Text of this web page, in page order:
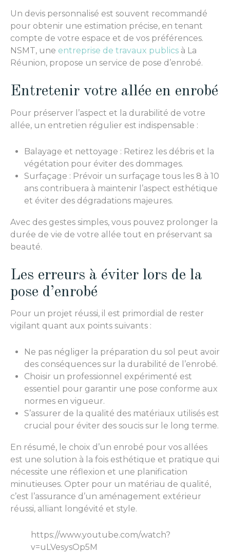
Un devis personnalisé est souvent recommandé
pour obtenir une estimation précise, en tenant
compte de votre espace et de vos préférences.
NSMT, une entreprise de travaux publics à La
Réunion, propose un service de pose d’enrobé.
Entretenir votre allée en enrobé
Pour préserver l’aspect et la durabilité de votre
allée, un entretien régulier est indispensable :
Balayage et nettoyage : Retirez les débris et la
végétation pour éviter des dommages.
Surfaçage : Prévoir un surfaçage tous les 8 à 10
ans contribuera à maintenir l’aspect esthétique
et éviter des dégradations majeures.
Avec des gestes simples, vous pouvez prolonger la
durée de vie de votre allée tout en préservant sa
beauté.
Les erreurs à éviter lors de la
pose d’enrobé
Pour un projet réussi, il est primordial de rester
vigilant quant aux points suivants :
Ne pas négliger la préparation du sol peut avoir
des conséquences sur la durabilité de l’enrobé.
Choisir un professionnel expérimenté est
essentiel pour garantir une pose conforme aux
normes en vigueur.
S’assurer de la qualité des matériaux utilisés est
crucial pour éviter des soucis sur le long terme.
En résumé, le choix d’un enrobé pour vos allées
est une solution à la fois esthétique et pratique qui
nécessite une réflexion et une planification
minutieuses. Opter pour un matériau de qualité,
c’est l’assurance d’un aménagement extérieur
réussi, alliant longévité et style.
https://www.youtube.com/watch?
v=uLVesysOp5M